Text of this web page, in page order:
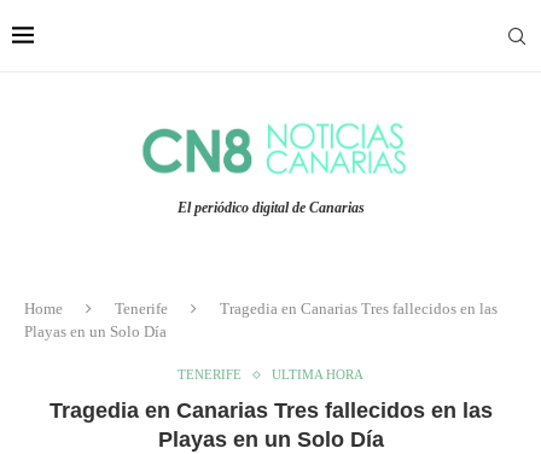
El periódico digital de Canarias
Home Tenerife
Tragedia en Canarias Tres fallecidos en las
Playas en un Solo Día
TENERIFE ULTIMA HORA
Tragedia en Canarias Tres fallecidos en las
Playas en un Solo Día